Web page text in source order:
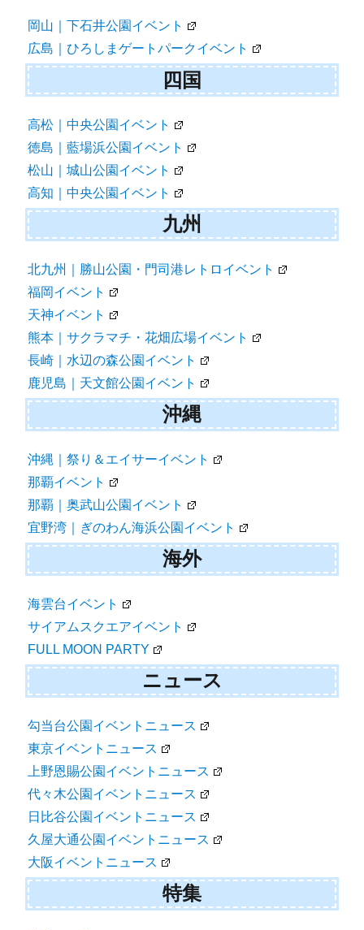
岡山｜下石井公園イベント
広島｜ひろしまゲートパークイベント
四国
高松｜中央公園イベント
徳島｜藍場浜公園イベント
松山｜城山公園イベント
高知｜中央公園イベント
九州
北九州｜勝山公園・門司港レトロイベント
福岡イベント
天神イベント
熊本｜サクラマチ・花畑広場イベント
長崎｜水辺の森公園イベント
鹿児島｜天文館公園イベント
沖縄
沖縄｜祭り＆エイサーイベント
那覇イベント
那覇｜奥武山公園イベント
宜野湾｜ぎのわん海浜公園イベント
海外
海雲台イベント
サイアムスクエアイベント
FULL MOON PARTY
ニュース
勾当台公園イベントニュース
東京イベントニュース
上野恩賜公園イベントニュース
代々木公園イベントニュース
日比谷公園イベントニュース
久屋大通公園イベントニュース
大阪イベントニュース
特集